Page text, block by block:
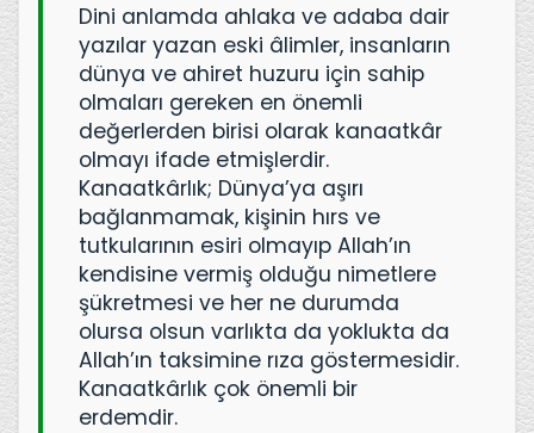
Dini anlamda ahlaka ve adaba dair
yazılar yazan eski âlimler, insanların
dünya ve ahiret huzuru için sahip
olmaları gereken en önemli
değerlerden birisi olarak kanaatkâr
olmayı ifade etmişlerdir.
Kanaatkârlık; Dünya’ya aşırı
bağlanmamak, kişinin hırs ve
tutkularının esiri olmayıp Allah’ın
kendisine vermiş olduğu nimetlere
şükretmesi ve her ne durumda
olursa olsun varlıkta da yoklukta da
Allah’ın taksimine rıza göstermesidir.
Kanaatkârlık çok önemli bir
erdemdir.